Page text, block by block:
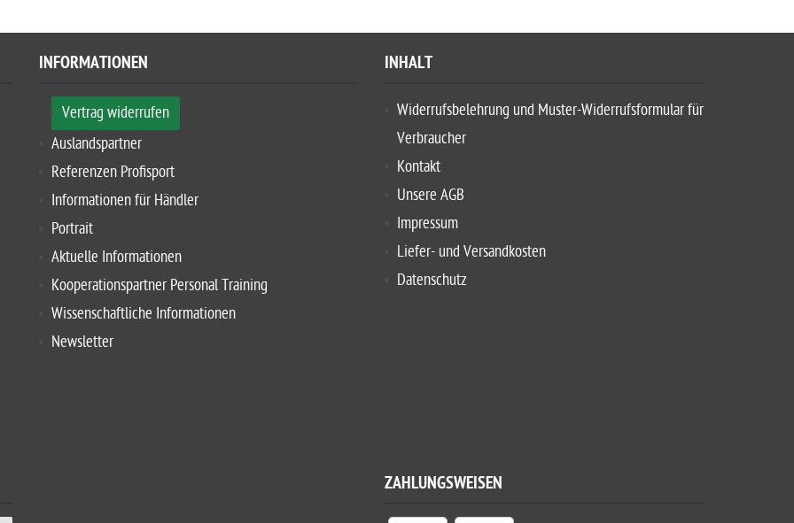
INFORMATIONEN
Vertrag widerrufen
Auslandspartner
Referenzen Profisport
Informationen für Händler
Portrait
Aktuelle Informationen
Kooperationspartner Personal Training
Wissenschaftliche Informationen
Newsletter
INHALT
Widerrufsbelehrung und Muster-Widerrufsformular für
Verbraucher
Kontakt
Unsere AGB
Impressum
Liefer- und Versandkosten
Datenschutz
ZAHLUNGSWEISEN